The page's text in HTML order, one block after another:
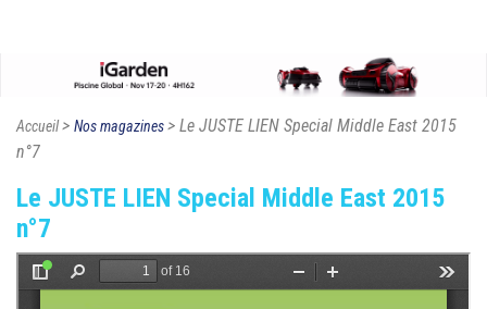
Accueil> Nos magazines> Le JUSTE LIEN Special Middle East 2015
n°7
Le JUSTE LIEN Special Middle East 2015
n°7